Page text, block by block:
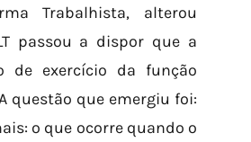
Trabalhista, alterou
passou a dispor que a
de exercício da função
questão que emergiu foi:
o que ocorre quando o